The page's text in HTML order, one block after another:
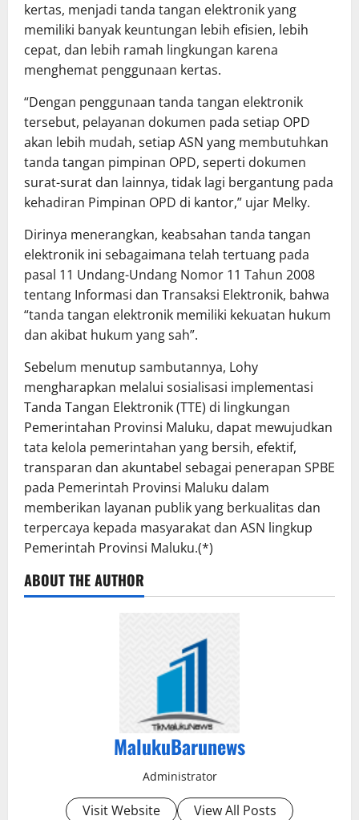
kertas, menjadi tanda tangan elektronik yang
memiliki banyak keuntungan lebih efisien, lebih
cepat, dan lebih ramah lingkungan karena
menghemat penggunaan kertas.
“Dengan penggunaan tanda tangan elektronik
tersebut, pelayanan dokumen pada setiap OPD
akan lebih mudah, setiap ASN yang membutuhkan
tanda tangan pimpinan OPD, seperti dokumen
surat-surat dan lainnya, tidak lagi bergantung pada
kehadiran Pimpinan OPD di kantor,” ujar Melky.
Dirinya menerangkan, keabsahan tanda tangan
elektronik ini sebagaimana telah tertuang pada
pasal 11 Undang-Undang Nomor 11 Tahun 2008
tentang Informasi dan Transaksi Elektronik, bahwa
“tanda tangan elektronik memiliki kekuatan hukum
dan akibat hukum yang sah”.
Sebelum menutup sambutannya, Lohy
mengharapkan melalui sosialisasi implementasi
Tanda Tangan Elektronik (TTE) di lingkungan
Pemerintahan Provinsi Maluku, dapat mewujudkan
tata kelola pemerintahan yang bersih, efektif,
transparan dan akuntabel sebagai penerapan SPBE
pada Pemerintah Provinsi Maluku dalam
memberikan layanan publik yang berkualitas dan
terpercaya kepada masyarakat dan ASN lingkup
Pemerintah Provinsi Maluku.(*)
ABOUT THE AUTHOR
MalukuBarunews
Administrator
Visit Website View All Posts